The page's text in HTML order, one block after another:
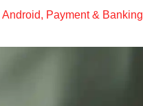
Android, Payment & Banking